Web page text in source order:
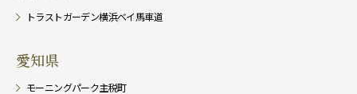
トラストガーデン横浜ベイ馬車道
愛知県
モーニングパーク主税町